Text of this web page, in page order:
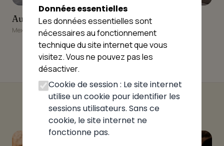
Au gout du Jour
Au gout du Jour
Meximieux
Chez Luccio
Chez Luccio
Meximieux
Données essentielles
Les données essentielles sont
nécessaires au fonctionnement
technique du site internet que vous
visitez. Vous ne pouvez pas les
désactiver.
Cookie de session : Le site internet
utilise un cookie pour identifier les
sessions utilisateurs. Sans ce
cookie, le site internet ne
fonctionne pas.